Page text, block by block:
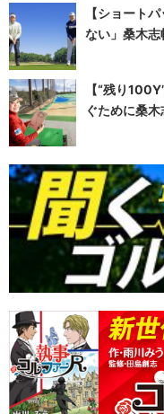
【ショート
ない」桑木
【“残り
ぐために桑